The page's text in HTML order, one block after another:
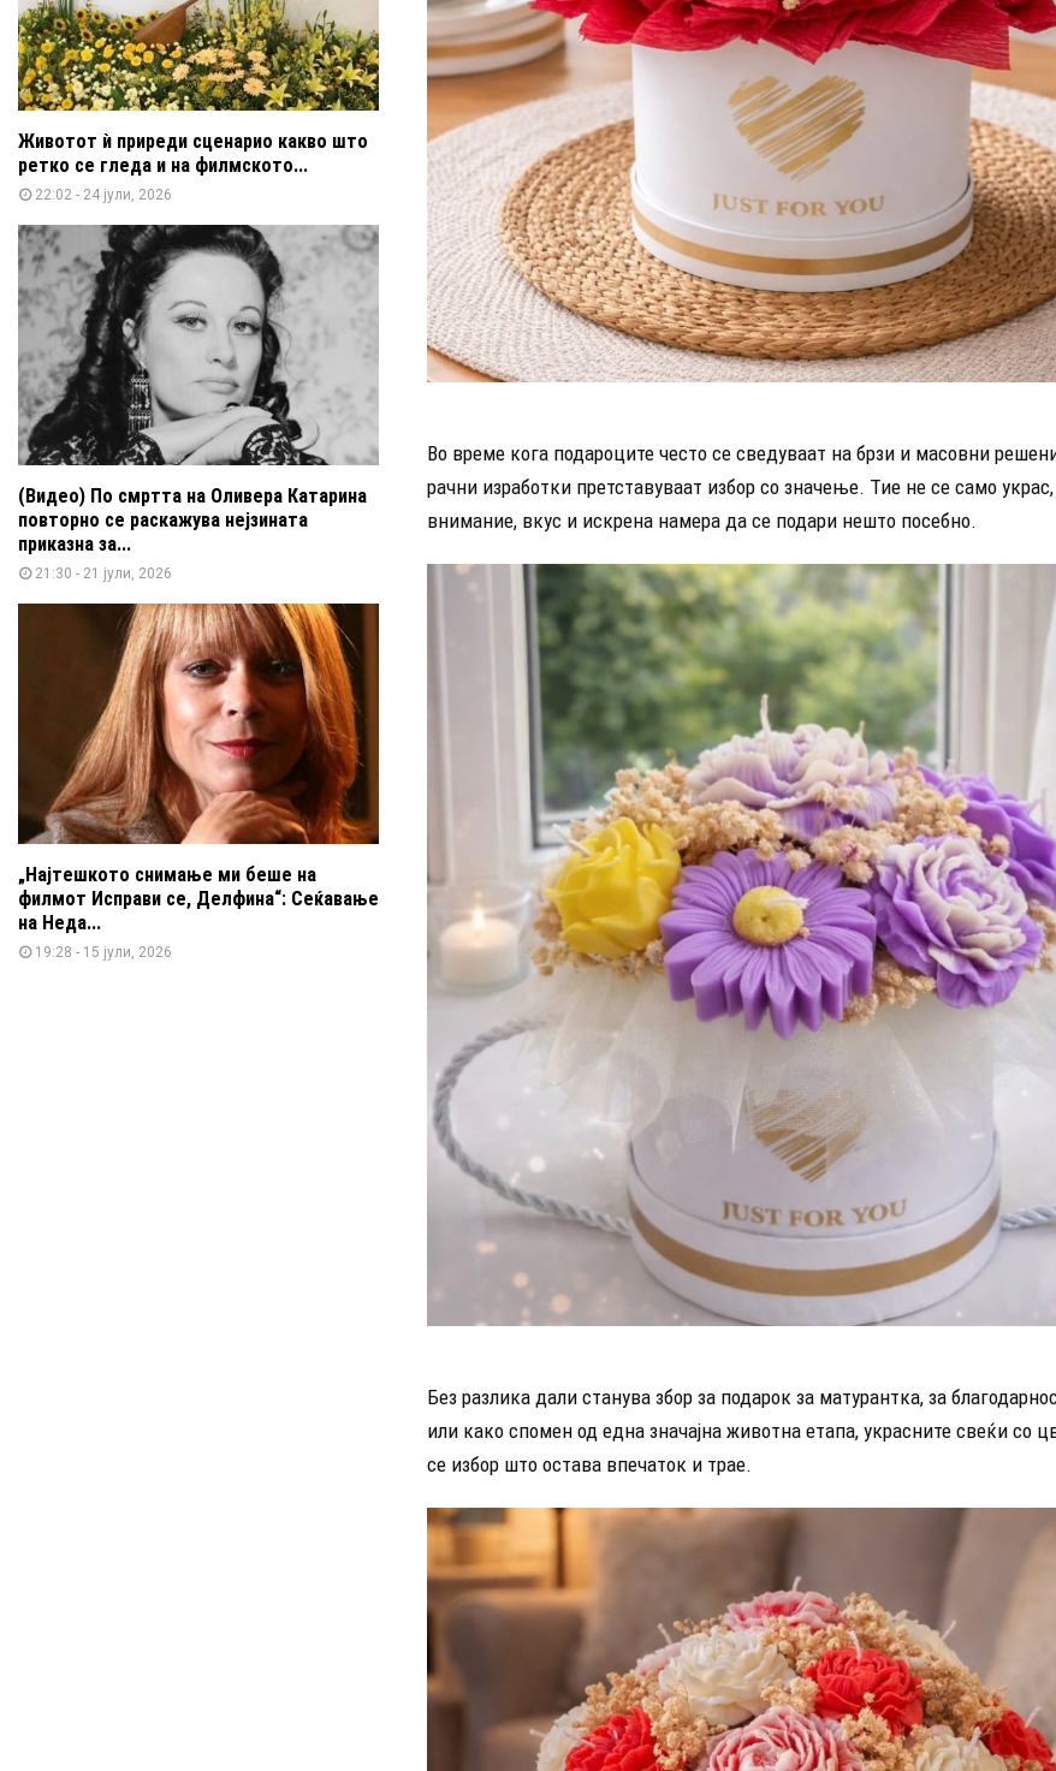
Во време кога подароците често се сведуваат на брзи и масовни
рачни изработки претставуваат избор со значење. Тие не се само
внимание, вкус и искрена намера да се подари нешто посебно.
Без разлика дали станува збор за подарок за матурантка, за
или како спомен од една значајна животна етапа, украсните свеќи со
се избор што остава впечаток и трае.
Животот ѝ приреди сценарио какво што
ретко се гледа и на филмското...
22:02 - 24 јули, 2026
(Видео) По смртта на Оливера Катарина
повторно се раскажува нејзината
приказна за...
21:30 - 21 јули, 2026
„Најтешкото снимање ми беше на
филмот Исправи се, Делфина“: Сеќавање
на Неда...
19:28 - 15 јули, 2026